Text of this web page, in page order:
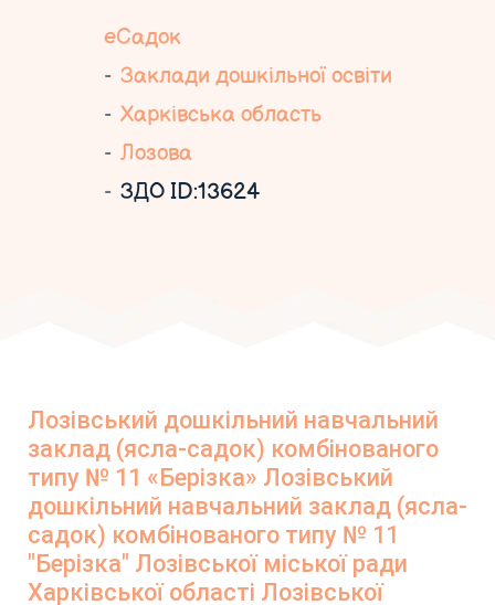
еСадок
Заклади дошкільної освіти
Харківська область
Лозова
ЗДО ID:13624
Лозівський дошкільний навчальний
заклад (ясла-садок) комбінованого
типу № 11 «Берізка» Лозівський
дошкільний навчальний заклад (ясла-
садок) комбінованого типу № 11
"Берізка" Лозівської міської ради
Харківської області Лозівської